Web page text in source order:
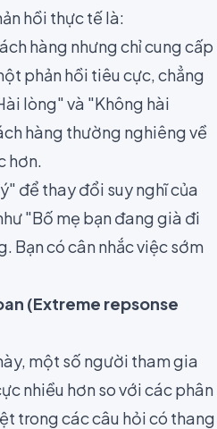
hồi thực tế là:
hàng nhưng chỉ cung cấp
phản hồi tiêu cực, chẳng
lòng" và "Không hài
hàng thường nghiêng về
hơn.
để thay đổi suy nghĩ của
"Bố mẹ bạn đang già đi
Bạn có cân nhắc việc sớm
(Extreme repsonse
một số người tham gia
nhiều hơn so với các phân
trong các câu hỏi có thang